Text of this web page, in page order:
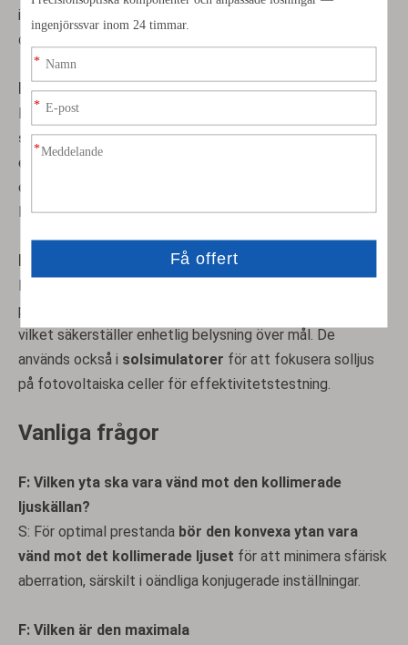
idealiska för metrologiapplikationer som kräver
dimensionell noggrannhet.
Bearbetning av lasermaterial
Dessa linser är kritiska i
svetsningssystem, där de fokuserar strålar med hög
effekt till små fläckstorlekar (μm-skala) för att uppnå
exakt materialablation. Den plana ytans orientering mot
laserkällan minimerar energiförlusten.
Belysningsteknik
I
plano konvexa linser ljus från lysdioder eller fiberutgångar,
vilket säkerställer enhetlig belysning över mål. De
används också i solsimulatorer för att fokusera solljus
på fotovoltaiska celler för effektivitetstestning.
Vanliga frågor
F: Vilken yta ska vara vänd mot den kollimerade
ljuskällan?
S: För optimal prestanda bör den konvexa ytan vara
vänd mot det kollimerade ljuset för att minimera sfärisk
aberration, särskilt i oändliga konjugerade inställningar.
F: Vilken är den maximala